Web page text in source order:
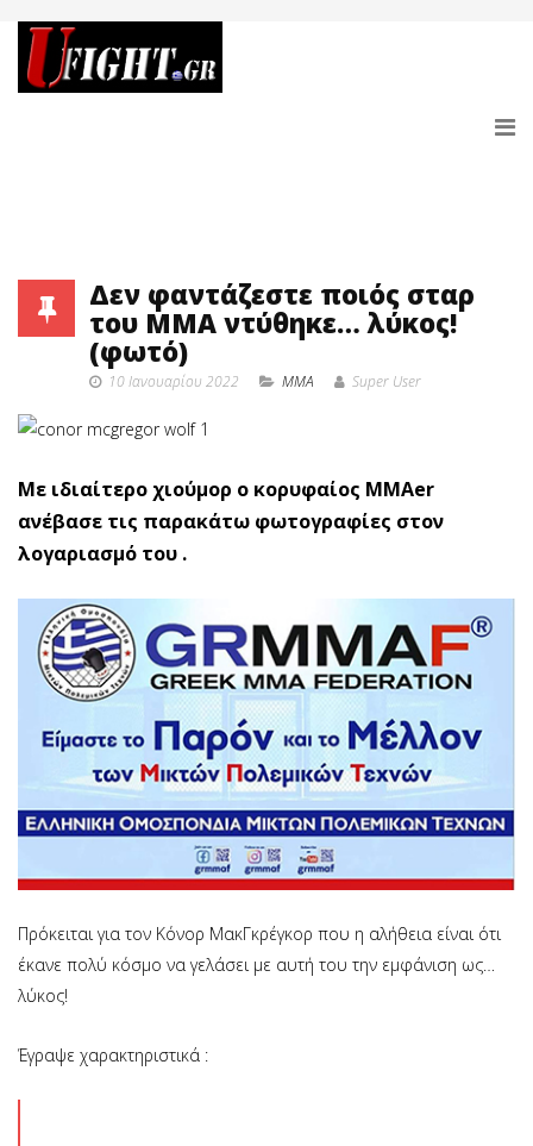
Δεν φαντάζεστε ποιός σταρ
του ΜΜΑ ντύθηκε… λύκος!
(φωτό)
10 Ιανουαρίου 2022 MMA Super User
Με ιδιαίτερο χιούμορ ο κορυφαίος MMAer
ανέβασε τις παρακάτω φωτογραφίες στον
λογαριασμό του .
Πρόκειται για τον Κόνορ ΜακΓκρέγκορ που η αλήθεια είναι ότι
έκανε πολύ κόσμο να γελάσει με αυτή του την εμφάνιση ως…
λύκος!
Έγραψε χαρακτηριστικά :